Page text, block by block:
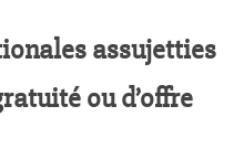
assujetties
ou d’offre